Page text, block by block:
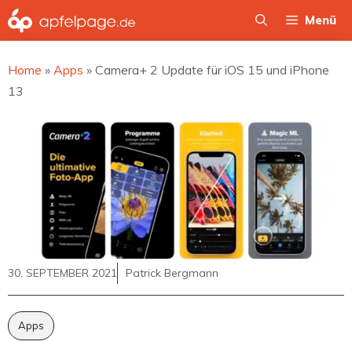
Zum
Inhalt
Menü
Home » Apps » Camera+ 2 Update für iOS 15 und iPhone
13
30. SEPTEMBER 2021 Patrick Bergmann
Apps